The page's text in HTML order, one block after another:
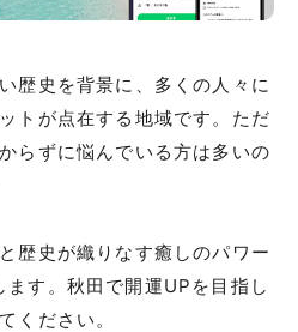
歴史を背景に、多くの人々に
トが点在する地域です。ただ
らずに悩んでいる方は多いの
歴史が織りなす癒しのパワー
す。秋田で開運UPを目指し
てください。